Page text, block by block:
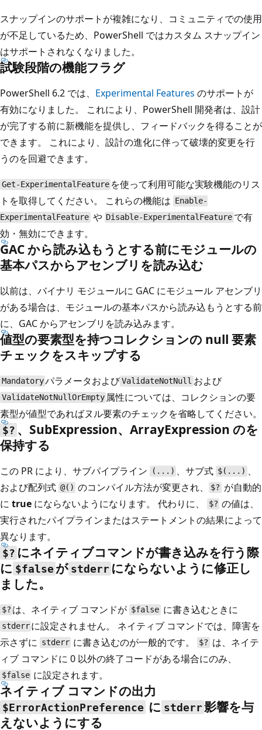
スナップインのサポートが複雑になり、コミュニティでの使用
が不足しているため、PowerShell ではカスタム スナップイン
はサポートされなくなりました。
試験段階の機能フラグ
PowerShell 6.2 では、 Experimental Features のサポートが
有効になりました。 これにより、PowerShell 開発者は、設計
が完了する前に新機能を提供し、フィードバックを得ることが
できます。 これにより、設計の進化に伴って破壊的変更を行
うのを回避できます。
Get-ExperimentalFeature を使って利用可能な実験機能のリス
トを取得してください。 これらの機能は Enable-
ExperimentalFeature や Disable-ExperimentalFeature で有
効・無効にできます。
GAC から読み込もうとする前にモジュールの
基本パスからアセンブリを読み込む
以前は、バイナリ モジュールに GAC にモジュール アセンブリ
がある場合は、モジュールの基本パスから読み込もうとする前
に、GAC からアセンブリを読み込みます。
値型の要素型を持つコレクションの null 要素
チェックをスキップする
MandatoryパラメータおよびValidateNotNull および
ValidateNotNullOrEmpty 属性については、コレクションの要
素型が値型であればヌル要素のチェックを省略してください。
$? 、 SubExpression、ArrayExpression のを
保持する
この PR により、サブパイプライン (...) 、サブ式 $(...) 、
および配列式 @() のコンパイル方法が変更され、 $? が自動的
に true にならないようになります。 代わりに、 $? の値は、
実行されたパイプラインまたはステートメントの結果によって
異なります。
$? にネイティブコマンドが書き込みを行う際
に $false が stderr にならないように修正し
ました。
$? は、ネイティブ コマンドが $false に書き込むときに
stderr に設定されません。 ネイティブ コマンドでは、障害を
示さずに stderr に書き込むのが一般的です。 $? は、ネイテ
ィブ コマンドに 0 以外の終了コードがある場合にのみ、
$false に設定されます。
ネイティブ コマンドの出力
$ErrorActionPreference に stderr影響を与
えないようにする